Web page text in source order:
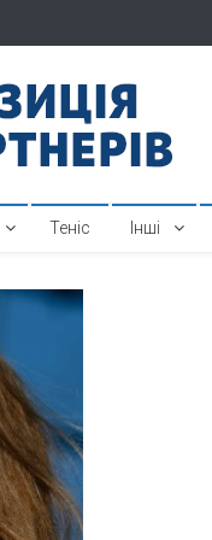
портал
Теніс Інші